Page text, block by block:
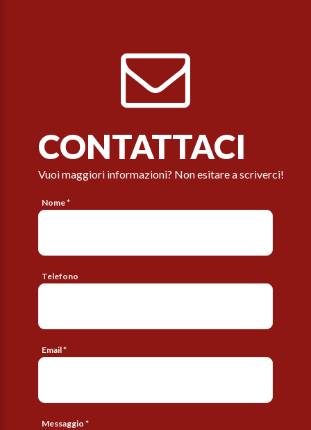
CONTATTACI
Vuoi maggiori informazioni? Non esitare a scriverci!
Nome *
Telefono
Email *
Messaggio *